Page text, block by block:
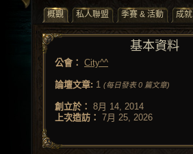
概觀 私人聯盟 季賽 & 活動 成就
基本資料
公會： City^^
論壇文章: 1 (每日發表 0 篇文章)
創立於： 8月 14, 2014
上次造訪： 7月 25, 2026